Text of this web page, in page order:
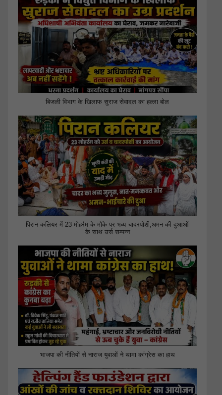
बिजली विभाग के खिलाफ सुराज सेवादल का हल्ला बोल
पिरान कलियर में 23 मोहर्रम के मौके पर भव्य चादरपोशी,अमन की दुआओं
के साथ उर्स सम्पन्न
भाजपा की नीतियों से नाराज युवाओं ने थामा कांग्रेस का हाथ